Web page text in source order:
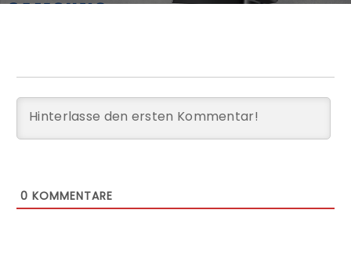
0 KOMMENTARE